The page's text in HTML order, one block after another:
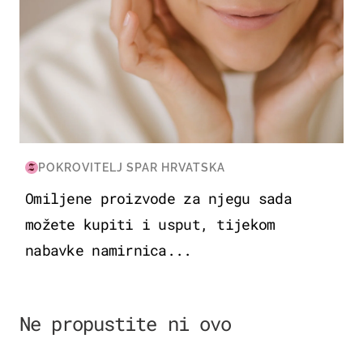
POKROVITELJ SPAR HRVATSKA
Omiljene proizvode za njegu sada
možete kupiti i usput, tijekom
nabavke namirnica...
Ne propustite ni ovo